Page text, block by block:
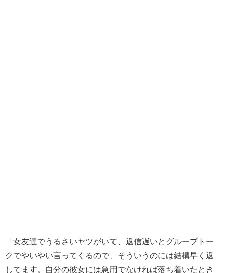
「女友達でうるさいヤツがいて、返信遅いとグループトー
クでやいやい言ってくるので、そういうのには結構早く返
してます。自分の彼女には急用でなければ落ち着いたとき